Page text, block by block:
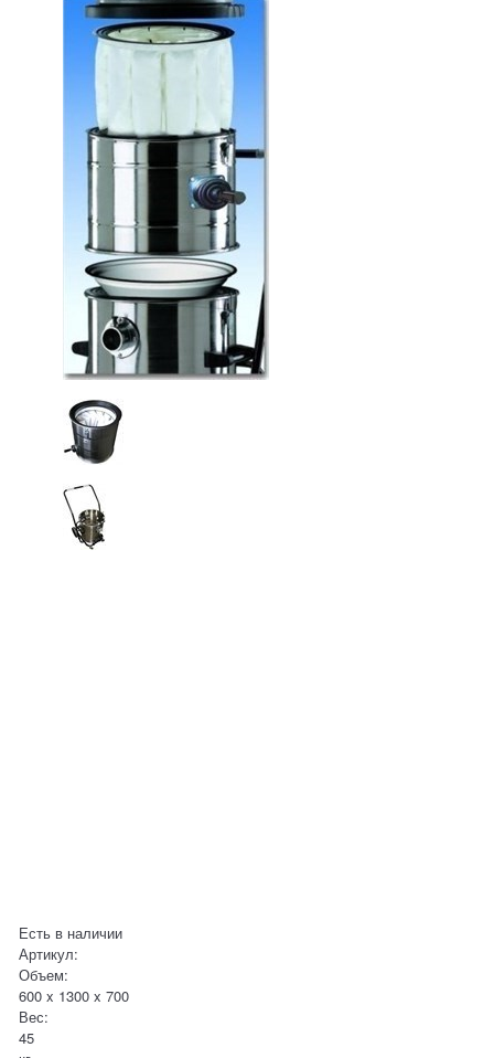
Есть в наличии
Артикул:
Объем:
600 x 1300 x 700
Вес:
45